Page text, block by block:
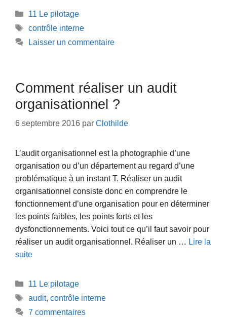
Catégories
11 Le pilotage
Étiquettes
contrôle interne
Laisser un commentaire
Comment réaliser un audit
organisationnel ?
6 septembre 2016 par Clothilde
L’audit organisationnel est la photographie d’une
organisation ou d’un département au regard d’une
problématique à un instant T. Réaliser un audit
organisationnel consiste donc en comprendre le
fonctionnement d’une organisation pour en déterminer
les points faibles, les points forts et les
dysfonctionnements. Voici tout ce qu’il faut savoir pour
réaliser un audit organisationnel. Réaliser un … Lire la
suite
Catégories
11 Le pilotage
Étiquettes
audit, contrôle interne
7 commentaires